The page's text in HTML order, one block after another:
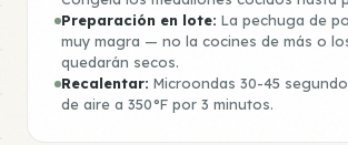
Preparación en lote: La pechuga de
muy magra — no la cocines de más o
quedarán secos.
Recalentar: Microondas 30-45
de aire a 350°F por 3 minutos.